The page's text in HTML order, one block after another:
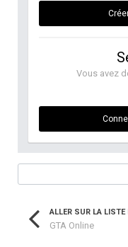
Vous avez
ALLER SUR LA
GTA Online